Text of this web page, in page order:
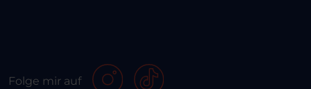
Folge mir auf